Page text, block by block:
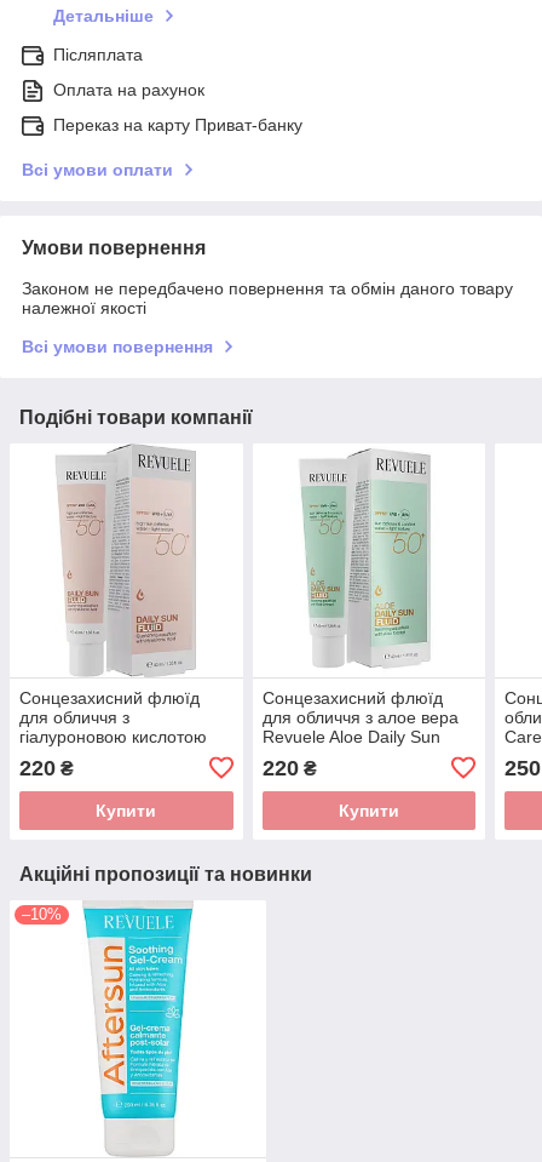
Детальніше
Післяплата
Оплата на рахунок
Переказ на карту Приват-банку
Всі умови оплати
Умови повернення
Законом не передбачено повернення та обмін даного товару
належної якості
Всі умови повернення
Подібні товари компанії
Сонцезахисний флюїд
для обличчя з
гіалуроновою кислотою
Revuele Hyaluronic Daily
Sun Fluid SPF50+ 40 мл
220 ₴
Купити
Сонцезахисний флюїд
для обличчя з алое вера
Revuele Aloe Daily Sun
220₴
Купити
250
Акційні пропозиції та новинки
–10%